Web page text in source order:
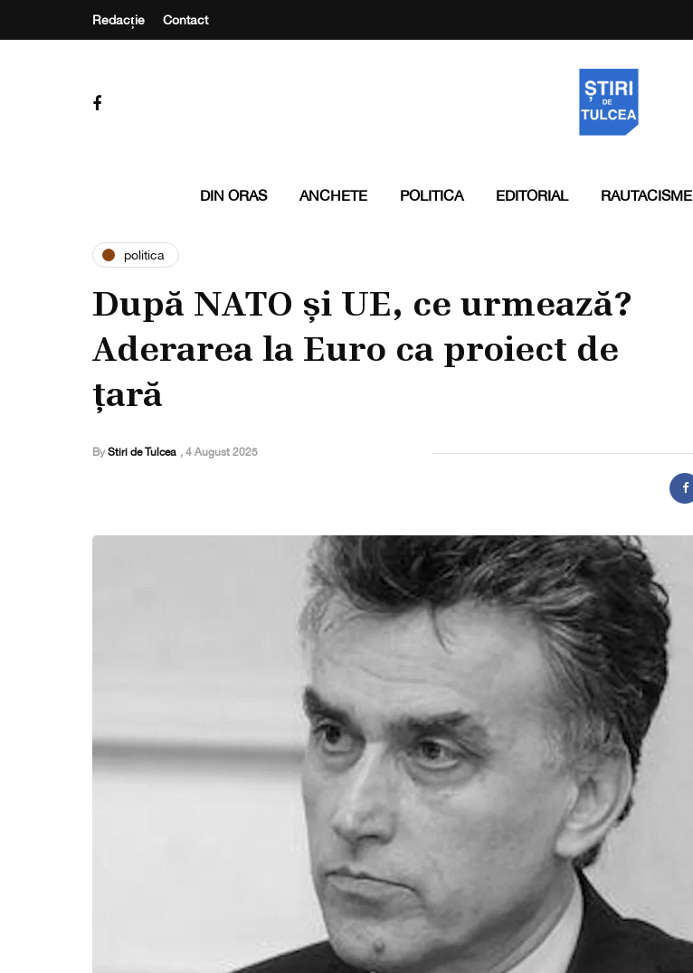
Redacție Contact
DIN ORAS ANCHETE POLITICA EDITORIAL RAUTACISME
politica
După NATO și UE, ce urmează?
Aderarea la Euro ca proiect de
țară
By Stiri de Tulcea , 4 August 2025